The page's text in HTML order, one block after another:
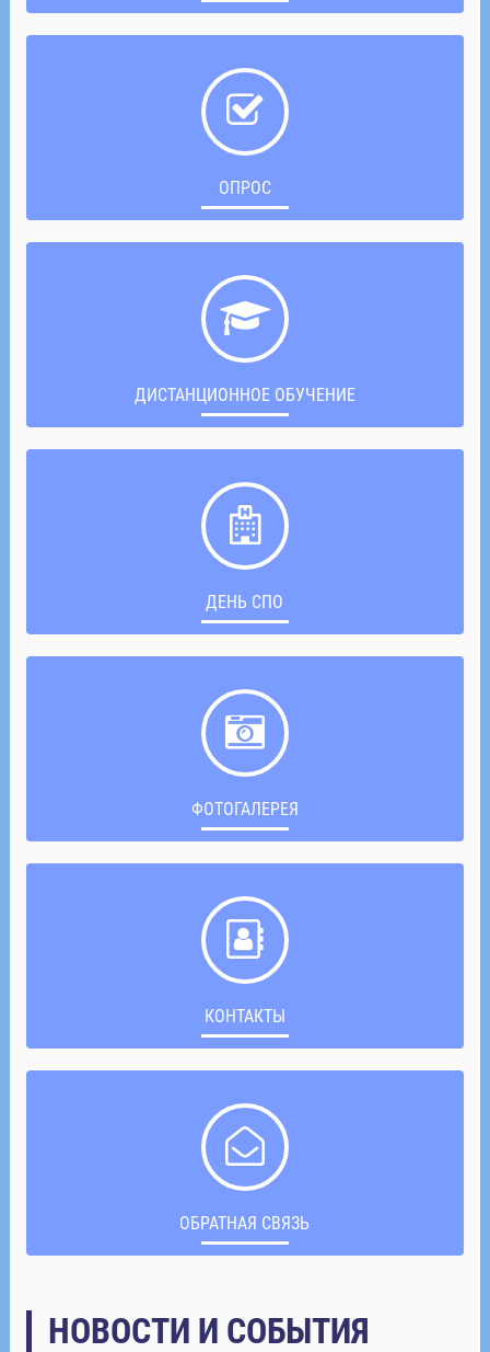
ОПРОС
ДИСТАНЦИОННОЕ ОБУЧЕНИЕ
ДЕНЬ СПО
ФОТОГАЛЕРЕЯ
КОНТАКТЫ
ОБРАТНАЯ СВЯЗЬ
НОВОСТИ И СОБЫТИЯ